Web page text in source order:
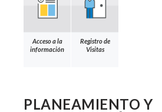
Acceso a la
información
Registro de
Visitas
PLANEAMIENTO Y